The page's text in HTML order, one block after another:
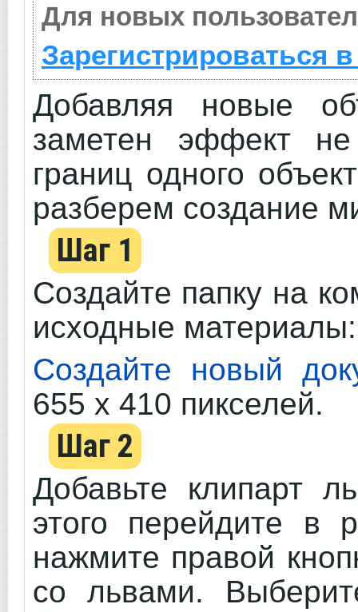
Для новых
Зарегистрироваться
Добавляя новые
заметен эффект не
границ одного
разберем создание
Шаг 1
Создайте папку на
исходные материалы:
Создайте новый
655 х 410 пикселей.
Шаг 2
Добавьте клипарт
этого перейдите в
нажмите правой
со львами.